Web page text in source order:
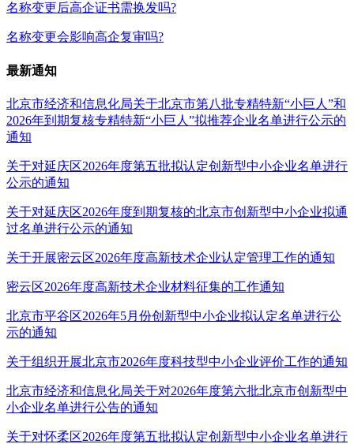
名称变更后高企证书需换发吗?
名称变更会影响高企复审吗?
最新通知
北京市经济和信息化局关于北京市第八批专精特新“小巨人”和
2026年到期复核专精特新“小巨人”拟推荐企业名单进行公示的
通知
关于对延庆区2026年度第五批拟认定创新型中小企业名单进行
公示的通知
关于对延庆区2026年度到期复核的北京市创新型中小企业拟通
过名单进行公示的通知
关于开展密云区2026年度高新技术企业认定管理工作的通知
密云区2026年度高新技术企业材料征集的工作通知
北京市平谷区2026年5月份创新型中小企业拟认定名单进行公
示的通知
关于组织开展北京市2026年度科技型中小企业评价工作的通知
北京市经济和信息化局关于对2026年度第六批北京市创新型中
小企业名单进行公告的通知
关于对怀柔区2026年度第五批拟认定创新型中小企业名单进行